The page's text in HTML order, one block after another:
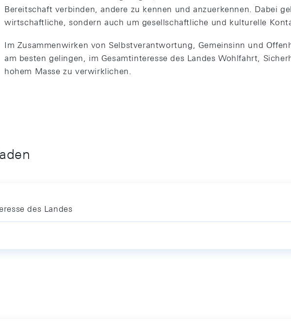
Bereitschaft verbinden, andere zu kennen und anzuerkennen. Dabei
wirtschaftliche, sondern auch um gesellschaftliche und kulturelle
Im Zusammenwirken von Selbstverantwortung, Gemeinsinn und
am besten gelingen, im Gesamtinteresse des Landes Wohlfahrt,
hohem Masse zu verwirklichen.
des Landes